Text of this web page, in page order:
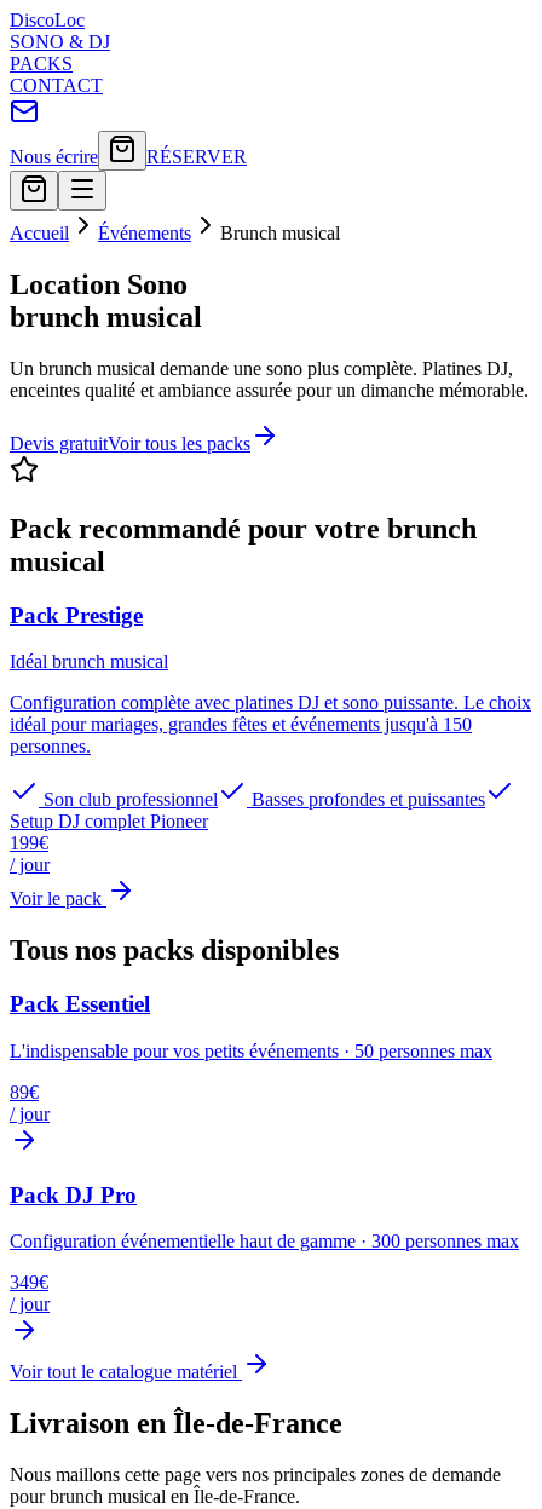
DiscoLoc
SONO & DJ
PACKS
CONTACT
Nous écrire RÉSERVER
Accueil Événements Brunch musical
Location Sono
brunch musical
Un brunch musical demande une sono plus complète. Platines DJ,
enceintes qualité et ambiance assurée pour un dimanche mémorable.
Devis gratuitVoir tous les packs
Pack recommandé pour votre brunch
musical
Pack Prestige
Idéal brunch musical
Configuration complète avec platines DJ et sono puissante. Le choix
idéal pour mariages, grandes fêtes et événements jusqu'à 150
personnes.
Son club professionnel
Basses profondes et puissantes
Setup DJ complet Pioneer
199€
/ jour
Voir le pack
Tous nos packs disponibles
Pack Essentiel
L'indispensable pour vos petits événements · 50 personnes max
89€
/ jour
Pack DJ Pro
Configuration événementielle haut de gamme · 300 personnes max
349€
/ jour
Voir tout le catalogue matériel
Livraison en Île-de-France
Nous maillons cette page vers nos principales zones de demande
pourbrunch musical en Île-de-France.